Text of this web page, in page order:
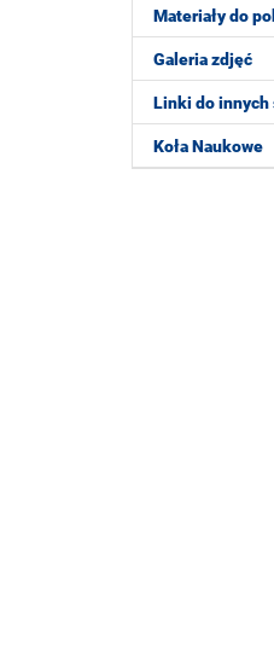
Materiały do
Galeria zdjęć
Linki do innych
Koła Naukowe